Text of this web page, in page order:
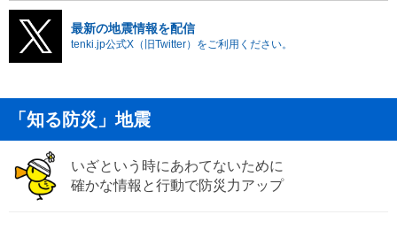
最新の地震情報を配信
tenki.jp公式X（旧Twitter）をご利用ください。
「知る防災」地震
いざという時にあわてないために
確かな情報と行動で防災力アップ